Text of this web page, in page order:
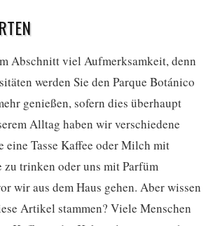
Abschnitt viel Aufmerksamkeit, denn
werden Sie den Parque Botánico
genießen, sofern dies überhaupt
Alltag haben wir verschiedene
eine Tasse Kaffee oder Milch mit
zu trinken oder uns mit Parfüm
wir aus dem Haus gehen. Aber wissen
Artikel stammen? Viele Menschen